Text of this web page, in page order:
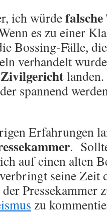
ich würde
es zu einer
Bossing-Fälle,
verhandelt
Zivilgericht
spannend
Erfahrungen
.
auf einen alten
seine Zeit
Pressekammer
zu